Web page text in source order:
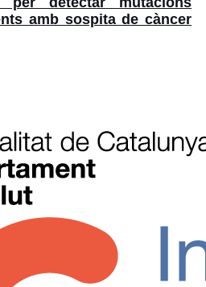
amb sospita de càncer